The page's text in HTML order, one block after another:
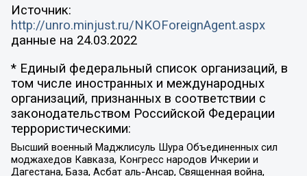
Источник:
http://unro.minjust.ru/NKOForeignAgent.aspx
данные на 24.03.2022
* Единый федеральный список организаций, в
том числе иностранных и международных
организаций, признанных в соответствии с
законодательством Российской Федерации
террористическими:
Высший военный Маджлисуль Шура Объединенных сил
моджахедов Кавказа, Конгресс народов Ичкерии и
Дагестана, База, Асбат аль-Ансар, Священная война,